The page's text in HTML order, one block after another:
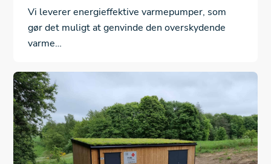
Vi leverer energieffektive varmepumper, som
gør det muligt at genvinde den overskydende
varme